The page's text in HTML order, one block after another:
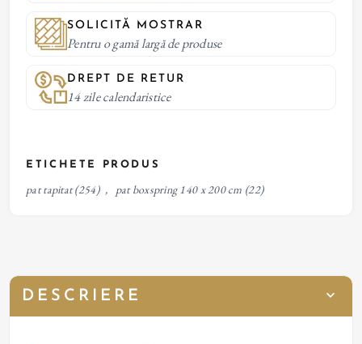
SOLICITĂ MOSTRAR
Pentru o gamă largă de produse
DREPT DE RETUR
14 zile calendaristice
ETICHETE PRODUS
pat tapitat (254) , pat boxspring 140 x 200 cm (22)
DESCRIERE